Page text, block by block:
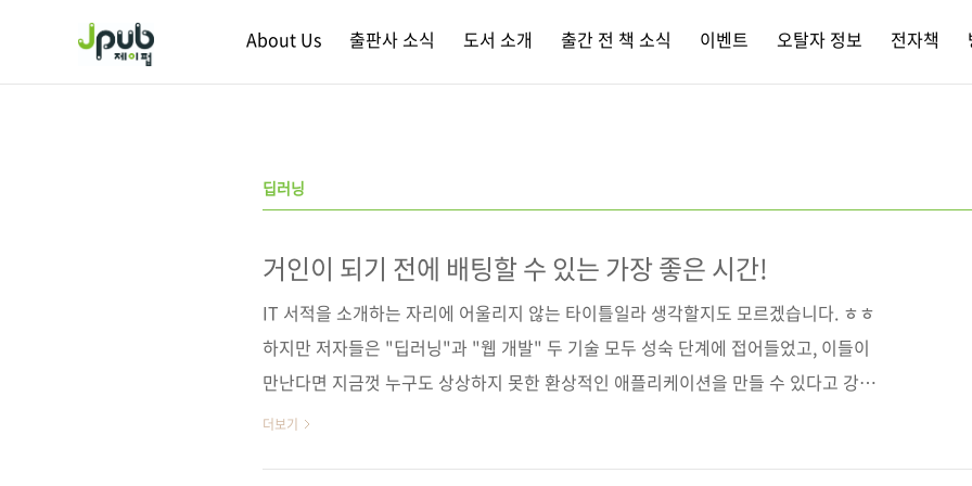
About Us 출판사 소식 도서 소개 출간 전 책 소식 이벤트 오탈자 정보 전자책
딥러닝
거인이 되기 전에 배팅할 수 있는 가장 좋은 시간!
IT 서적을 소개하는 자리에 어울리지 않는 타이틀일라 생각할지도 모르겠습니다. ㅎㅎ
하지만 저자들은 "딥러닝"과 "웹 개발" 두 기술 모두 성숙 단계에 접어들었고, 이들이
만난다면 지금껏 누구도 상상하지 못한 환상적인 애플리케이션을 만들 수 있다고 강조
합니다. 따라서 미래를 위해서는 지금 이 두 기술을 배우고 접목할 수 있는 능력을 키워
더보기